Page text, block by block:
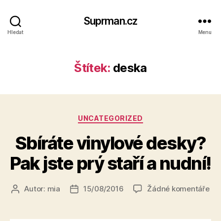
Hledat
Suprman.cz
Menu
Štítek: deska
Rubriky
UNCATEGORIZED
Sbíráte vinylové desky?
Pak jste prý staří a nudní!
AutorAutor: mia
Datum
15/08/2016 Žádné komentářeu